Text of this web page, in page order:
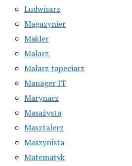
Ludwisarz
Magazynier
Makler
Malarz
Malarz tapeciarz
Manager IT
Marynarz
Masażysta
Masztalerz
Maszynista
Matematyk